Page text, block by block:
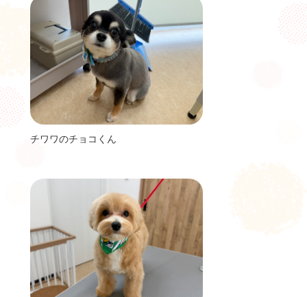
チワワのチョコくん